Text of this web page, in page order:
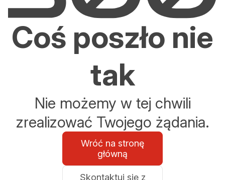
Coś poszło nie
tak
Nie możemy w tej chwili
zrealizować Twojego żądania.
Wróć na stronę
główną
Skontaktuj się z